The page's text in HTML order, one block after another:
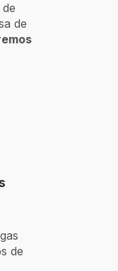
de
de